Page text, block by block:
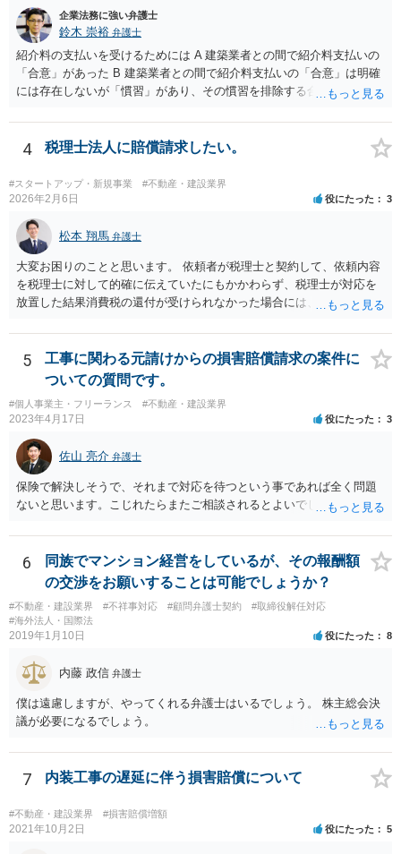
議，請求の申立をしないことを誓約する。」という条項を入れること
がありますが、この条項は一つのプレッシャーのようなもので、現実
には今後一切裁判を起こす権利を放棄する、という合意はできません
し、予測できない後発的損害については示談後であっても請求できる
ので、上記の清算条項のみの場合がほとんどです。
企業法務に強い弁護士
鈴木 崇裕 弁護士
紹介料の支払いを受けるためには A 建築業者との間で紹介料支払いの
「合意」があった B 建築業者との間で紹介料支払いの「合意」は明確
には存在しないが「慣習」があり、その慣習を排除する合意がない と
っとも、裁判所は「慣習」を容易には認めませんから、Aの主張に重き
をおくほうがよろしいと思います。 Aの主張で重要になるのは、例え
ば ・相手方建築業者が「当初払う」と言っていた事実、経緯、内容 ・
貴社が相手方建築業者に対して紹介料支払いを求めた事実 、経緯、内
容 ・相手方建築業者が過去に紹介料を支払った事実 ・相手方建築業者
が施主に対して紹介料支払いを前提とする言動をしていたかどうか な
どです（これに限られません。）。 弁護士に相談のうえ、詳細な事実
関係を説明して見通しを立て、相手方建築業者に対する請求を行なっ
ていくことになると思います。
4 税理士法人に賠償請求したい。
#スタートアップ・新規事業 #不動産・建設業界
2026年2月6日 役にたった 3
松本 翔馬 弁護士
大変お困りのことと思います。 依頼者が税理士と契約して、依頼内容
を税理士に対して的確に伝えていたにもかかわらず、税理士が対応を
放置した結果消費税の還付が受けられなかった場合には、賠償請求で
あるか否かという問題 ②税理士本人が税務業務をしていなかったとい
う税理士職務の妥当性の問題 ③クライアントが誤って簡易課税届出書
を提出していたところ、税理士が課税方式の確認をしなかった問題 と
いう課題があります。 ①については、 税理士が責任を持つのは契約に
明記された委任事務に限定されるのが原則です。 サービスとして委任
事務外の税務相談に応じた結果、その責任を負う場合もゼロではあり
ませんが、責任追及するハードルはかなり上がります。 ②について
は、 実際上、税理士事務所では事務員が顧客対応することが多いと聞
きます。 そのため、メールに税理士が参加していないことや直接面談
していないことをもって賠償請求の理由とすることは現実問題として
は難しい可能性があります。 ③については、 税理士が、契約上の委任
事務外の税務相談をサービスで実施していた場合は、税理士側から積
極的に課税方式を確認しなければならないという程度の注意義務は認
められにくいのではないかと思います。 もっとも、顧問契約締結当初
から本件法人設立の相談についても依頼しており委任事務に含まれて
いたと主張できる事情がある場合には、上記より幾分有利に進められ
るかと思います。 より詳細な検討は、個別に法律事務所に問い合わせ
て法律相談されるとよいでしょう。
5
工事に関わる元請けからの損害賠償請求の案件に
ついての質問です。
#個人事業主・フリーランス #不動産・建設業界
2023年4月17日 役にたった 3
佐山 亮介 弁護士
保険で解決しそうで、それまで対応を待つという事であれば全く問題
ないと思います。こじれたらまたご相談されるとよいでしょう。
6
同族でマンション経営をしているが、その報酬額
の交渉をお願いすることは可能でしょうか？
#不動産・建設業界 #不祥事対応 #顧問弁護士契約
#取締役解任対応
#海外法人・国際法
2019年1月10日 役にたった 8
内藤 政信 弁護士
僕は遠慮しますが、やってくれる弁護士はいるでしょう。 株主総会決
議が必要になるでしょう。
7 内装工事の遅延に伴う損害賠償について
#不動産・建設業界 #損害賠償増額
2021年10月2日 役にたった 5